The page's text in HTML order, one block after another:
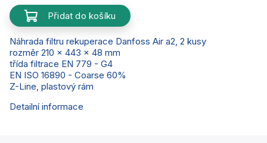
Přidat do košíku
Náhrada filtru rekuperace Danfoss Air a2, 2 kusy
rozměr 210 x 443 x 48 mm
třída filtrace EN 779 - G4
EN ISO 16890 - Coarse 60%
Z-Line, plastový rám
Detailní informace